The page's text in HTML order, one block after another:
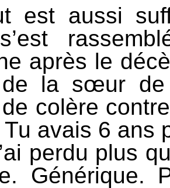
est aussi
après le
la sœur de
colère
avais 6 ans
perdu plus
Générique.